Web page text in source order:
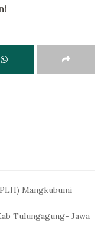
Mangkubumi
Tulungagung- Jawa